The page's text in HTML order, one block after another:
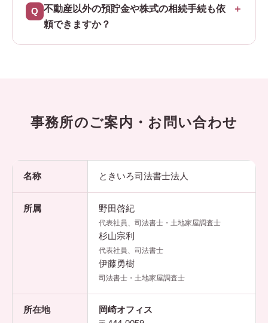
不動産以外の預貯金や株式の相続手続も依
頼できますか？
事務所のご案内・お問い合わせ
名称 ときいろ司法書士法人
所属 野田啓紀
代表社員、司法書士・土地家屋調査士
杉山宗利
代表社員、司法書士
伊藤勇樹
司法書士・土地家屋調査士
所在地
岡崎オフィス